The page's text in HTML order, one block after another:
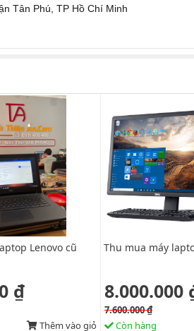
Tân Phú, TP Hồ Chí Minh
Lenovo cũ
₫
Thêm vào giỏ
Thu mua máy
8.000.000
7.600.000 ₫
Còn hàng